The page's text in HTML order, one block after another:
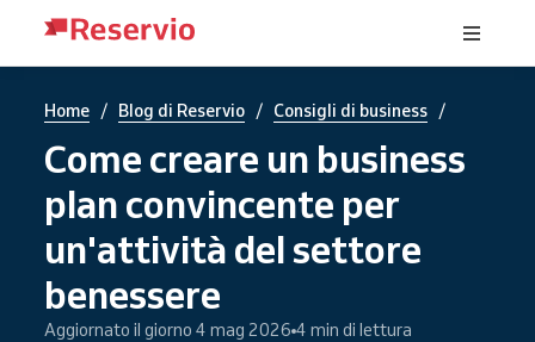
Home / Blog di Reservio / Consigli di business /
Come creare un business
plan convincente per
un'attività del settore
benessere
Aggiornato il giorno 4 mag 2026 4 min di lettura